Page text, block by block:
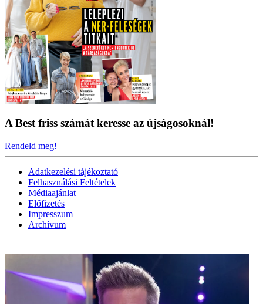
A Best friss számát keresse az újságosoknál!
Rendeld meg!
Adatkezelési tájékoztató
Felhasználási Feltételek
Médiaajánlat
Előfizetés
Impresszum
Archívum